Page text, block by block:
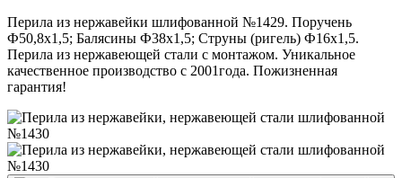
Перила из нержавейки шлифованной №1429. Поручень
Ф50,8х1,5; Балясины Ф38х1,5; Струны (ригель) Ф16х1,5.
Перила из нержавеющей стали с монтажом. Уникальное
качественное производство с 2001года. Пожизненная
гарантия!